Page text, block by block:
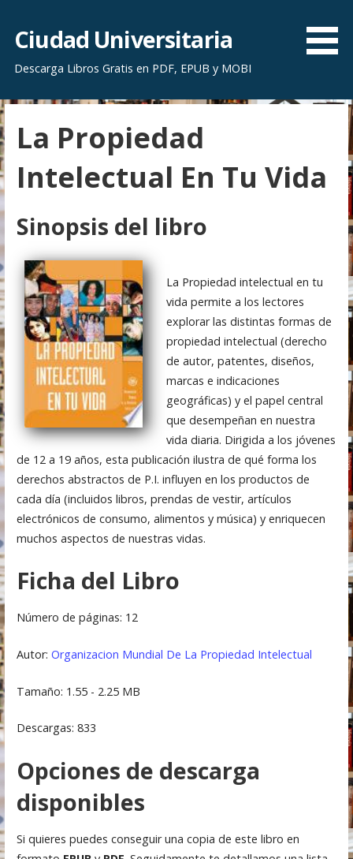
r
a
l
c
o
n
e
n
i
d
o
Ciudad Universitaria
Descarga Libros Gratis en PDF, EPUB y MOBI
La Propiedad
Intelectual En Tu Vida
Sinopsis del libro
La Propiedad intelectual en tu
vida permite a los lectores
explorar las distintas formas de
propiedad intelectual (derecho
de autor, patentes, diseños,
marcas e indicaciones
geográficas) y el papel central
que desempeñan en nuestra
vida diaria. Dirigida a los jóvenes
de 12 a 19 años, esta publicación ilustra de qué forma los
derechos abstractos de P.I. influyen en los productos de
cada día (incluidos libros, prendas de vestir, artículos
electrónicos de consumo, alimentos y música) y enriquecen
muchos aspectos de nuestras vidas.
Ficha del Libro
Número de páginas: 12
Autor: Organizacion Mundial De La Propiedad Intelectual
Tamaño: 1.55 - 2.25 MB
Descargas: 833
Opciones de descarga
disponibles
Si quieres puedes conseguir una copia de este libro en